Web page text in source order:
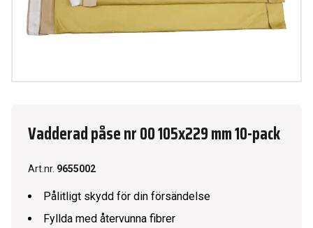
Vadderad påse nr 00 105x229 mm 10-pack
Art.nr. 9655002
Pålitligt skydd för din försändelse
Fyllda med återvunna fibrer